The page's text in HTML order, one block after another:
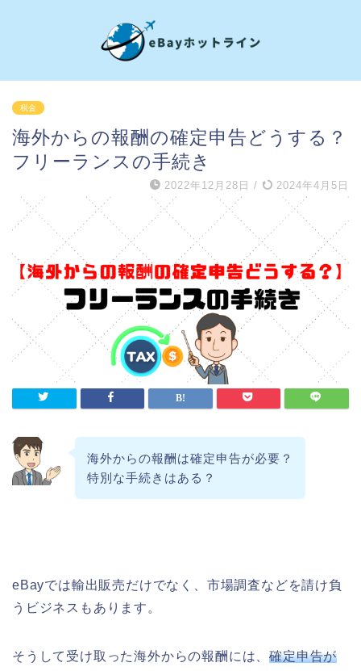
税金
海外からの報酬の確定申告どうする？
フリーランスの手続き
2022年12月28日 / 2024年4月5日
海外からの報酬は確定申告が必要？
特別な手続きはある？
eBayでは輸出販売だけでなく、市場調査などを請け負
うビジネスもあります。
そうして受け取った海外からの報酬には、確定申告が